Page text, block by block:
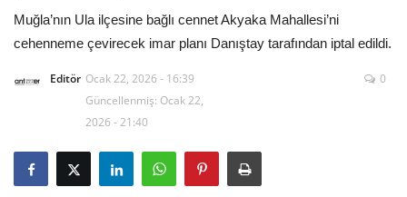
Hakkımızda
Çevre
Muğla’nın Ula ilçesine bağlı cennet Akyaka Mahallesi’ni
cehenneme çevirecek imar planı Danıştay tarafından iptal edildi.
Editör Ocak 22, 2026 - 16:39
Güncellenmiş: Ocak 22,
2026 - 21:40
0